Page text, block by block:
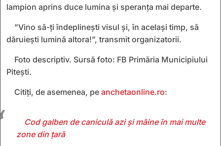
lampion aprins duce lumina și speranța mai departe.
”Vino să-ți îndeplinești visul și, în același timp, să
dăruiești lumină altora!”, transmit organizatorii.
Foto descriptiv. Sursă foto: FB Primăria Municipiului
Pitești.
Citiți, de asemenea, pe anchetaonline.ro:
Cod galben de caniculă azi și mâine în mai multe
zone din țară